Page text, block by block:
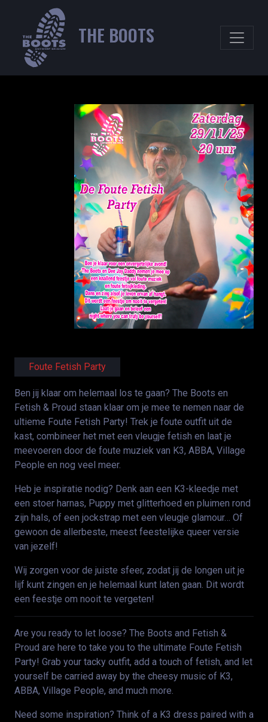
THE BOOTS
Foute Fetish Party
Ben jij klaar om helemaal los te gaan? The Boots en
Fetish & Proud staan klaar om je mee te nemen naar de
ultieme Foute Fetish Party! Trek je foute outfit uit de
kast, combineer het met een vleugje fetish en laat je
meevoeren door de foute muziek van K3, ABBA, Village
People en nog veel meer.
Heb je inspiratie nodig? Denk aan een K3-kleedje met
een stoer harnas, Puppy met glitterhoed en pluimen rond
zijn hals, of een jockstrap met een vleugje glamour… Of
gewoon de allerbeste, meest feestelijke queer versie
van jezelf!
Wij zorgen voor de juiste sfeer, zodat jij de longen uit je
lijf kunt zingen en je helemaal kunt laten gaan. Dit wordt
een feestje om nooit te vergeten!
Are you ready to let loose? The Boots and Fetish &
Proud are here to take you to the ultimate Foute Fetish
Party! Grab your tacky outfit, add a touch of fetish, and let
yourself be carried away by the cheesy music of K3,
ABBA, Village People, and much more.
Need some inspiration? Think of a K3 dress paired with a